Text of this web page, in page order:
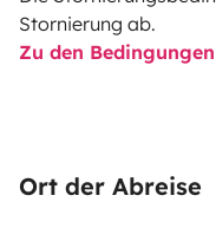
Stornierung ab.
Zu den Bedingungen
Ort der Abreise